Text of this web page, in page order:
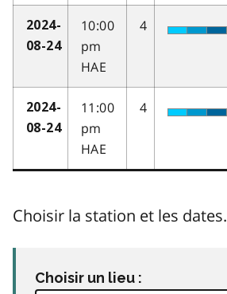
2024-
08-24
10:00
pm
HAE
4
2024-
08-24
11:00
pm
HAE
4
Choisir la station et les dates.
Choisir un lieu :